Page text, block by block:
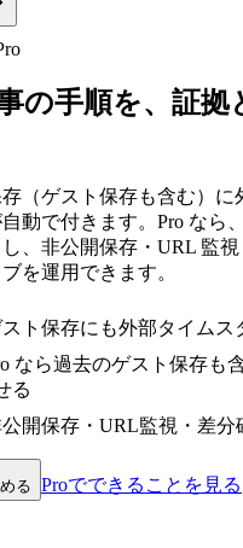
の手順を、証拠
（ゲスト保存も含む）に
動で付きます。Pro なら
、非公開保存・URL 監
を運用できます。
ト保存にも外部タイムス
なら過去のゲスト保存も
る
開保存・URL監視・差分
る Proでできることを見る